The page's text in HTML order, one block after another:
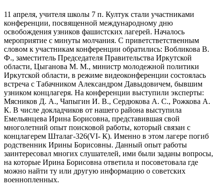
11 апреля, учителя школы 7 п. Култук стали участниками
конференции, посвященной международному дню
освобождения узников фашистских лагерей. Началось
мероприятие с минуты молчания. С приветстветственным
словом к участникам конференции обратились: Вобликова В.
Ф., заместитель Председателя Правительства Иркутской
области, Цыганова М. М., министр молодежной политики
Иркутской области, в режиме видеоконференции состоялась
встреча с Табачником Александром Давыдовичем, бывшим
узником концлагеря. На конференции выступили эксперты:
Мясников Д. А., Чапыгин И. В., Сердюкова А. С., Рожкова А.
К. В числе докладчиков от нашего района выступила
Емельянцева Ирина Борисовна, представившая свой
многолетний опыт поисковой работы, который связан с
концлагерем Шталаг-326(VI- К). Именно в этом лагере погиб
родственник Ирины Борисовны. Данный опыт работы
заинтересовал многих слушателей, ими были заданы вопросы,
на которые Ирина Борисовна ответила и посоветовала где
можно найти ту или другую информацию о советских
военнопленных.